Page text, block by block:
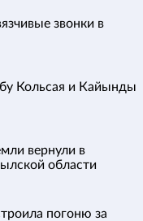
звонки в
Кольсая и Кайынды
вернули в
области
погоню за